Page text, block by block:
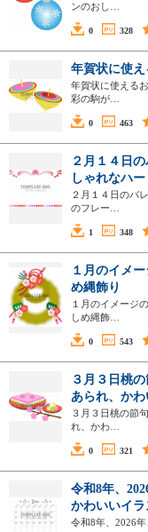
ンのおし…
0 328
年賀状に使
年賀状に使える
彩の駒が…
0 463
２月１４日
しゃれなハ
２月１４日のバ
のフレー…
1 348
１月のイメ
め縄飾り
１月のイメージ
しめ縄飾…
0 543
３月３日桃
あられ、か
３月３日桃の節
れ、かわ…
0 321
令和8年、
かわいいイラ
令和8年、2026